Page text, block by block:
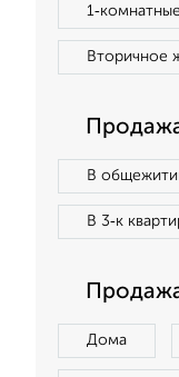
1‑комнатные
Вторичное
В
В 3‑к
Дома